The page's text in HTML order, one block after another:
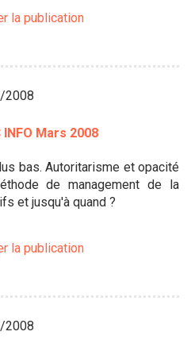
la publication
2008
INFO Mars 2008
bas. Autoritarisme et opacité
de management de la
et jusqu'à quand ?
la publication
2008